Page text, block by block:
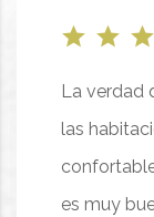
La verdad
las
es muy